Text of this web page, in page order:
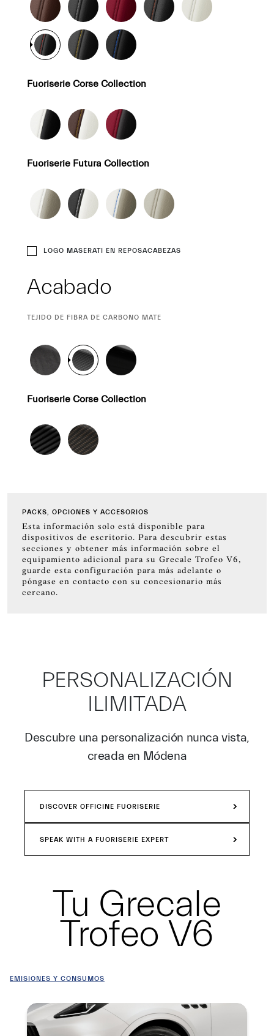
Fuoriserie Corse Collection
Fuoriserie Futura Collection
LOGO MASERATI EN REPOSACABEZAS
Acabado
CURRENT
TEJIDO DE FIBRA DE CARBONO MATE
Fuoriserie Corse Collection
PACKS, OPCIONES Y ACCESORIOS
Esta información solo está disponible para
dispositivos de escritorio. Para descubrir estas
secciones y obtener más información sobre el
equipamiento adicional para su Grecale Trofeo V6,
guarde esta configuración para más adelante o
póngase en contacto con su concesionario más
cercano.
PERSONALIZACIÓN
ILIMITADA
Descubre una personalización nunca vista,
creada en Módena
DISCOVER OFFICINE FUORISERIE
SPEAK WITH A FUORISERIE EXPERT
Tu Grecale
Trofeo V6
EMISIONES Y CONSUMOS
Resumen